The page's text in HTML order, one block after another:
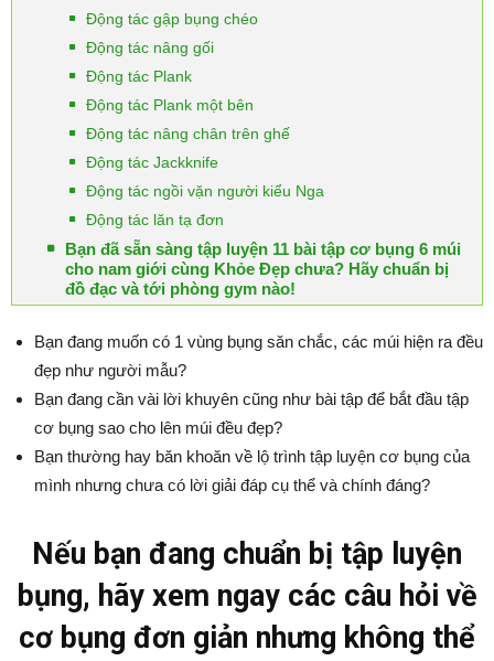
Động tác gập bụng chéo
Động tác nâng gối
Động tác Plank
Động tác Plank một bên
Động tác nâng chân trên ghế
Động tác Jackknife
Động tác ngồi vặn người kiểu Nga
Động tác lăn tạ đơn
Bạn đã sẵn sàng tập luyện 11 bài tập cơ bụng 6 múi
cho nam giới cùng Khỏe Đẹp chưa? Hãy chuẩn bị
đồ đạc và tới phòng gym nào!
Bạn đang muốn có 1 vùng bụng săn chắc, các múi hiện ra đều
đẹp như người mẫu?
Bạn đang cần vài lời khuyên cũng như bài tập để bắt đầu tập
cơ bụng sao cho lên múi đều đẹp?
Bạn thường hay băn khoăn về lộ trình tập luyện cơ bụng của
mình nhưng chưa có lời giải đáp cụ thể và chính đáng?
Nếu bạn đang chuẩn bị tập luyện
bụng, hãy xem ngay các câu hỏi về
cơ bụng đơn giản nhưng không thể